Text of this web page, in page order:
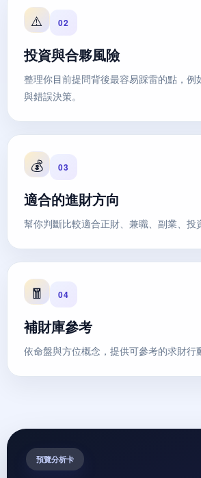
⚠️ 02
投資與合夥風險
整理你目前提問背後最容易踩雷的點，例
與錯誤決策。
💰 03
適合的進財方向
幫你判斷比較適合正財、兼職、副業、投
🧧 04
補財庫參考
依命盤與方位概念，提供可參考的求財行
預覽分析卡